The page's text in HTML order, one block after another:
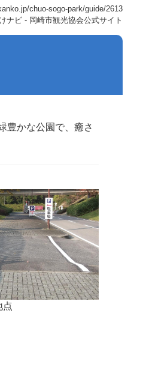
chuo-sogo-park/guide/2613
ナビ - 岡崎市観光協会公式サイト
豊かな公園で、癒さ
点